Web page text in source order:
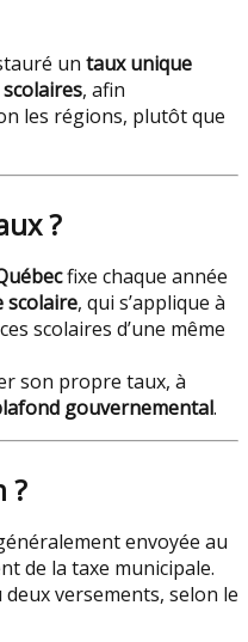
un taux unique
, afin
les régions, plutôt que
?
fixe chaque année
scolaire, qui s’applique à
scolaires d’une même
son propre taux, à
gouvernemental.
?
envoyée au
de la taxe municipale.
versements, selon le